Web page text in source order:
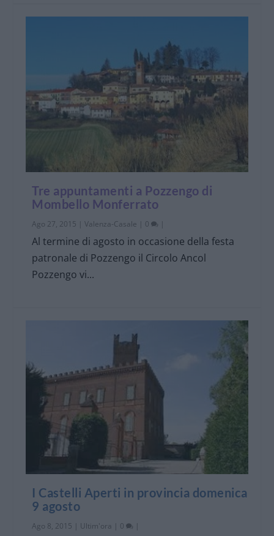
Tre appuntamenti a Pozzengo di
Mombello Monferrato
Ago 27, 2015 |Valenza-Casale 0
Al termine di agosto in occasione della festa
patronale di Pozzengo il Circolo Ancol
Pozzengo vi...
I Castelli Aperti in provincia domenica
9 agosto
Ago 8, 2015 Ultim'ora 0